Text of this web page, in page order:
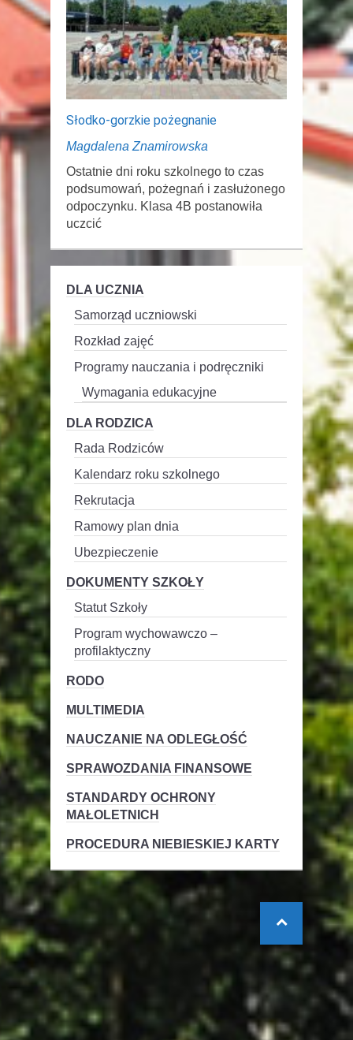
Słodko-gorzkie pożegnanie
Magdalena Znamirowska
Ostatnie dni roku szkolnego to czas
podsumowań, pożegnań i zasłużonego
odpoczynku. Klasa 4B postanowiła
uczcić
DLA UCZNIA
Samorząd uczniowski
Rozkład zajęć
Programy nauczania i podręczniki
Wymagania edukacyjne
DLA RODZICA
Rada Rodziców
Kalendarz roku szkolnego
Rekrutacja
Ramowy plan dnia
Ubezpieczenie
DOKUMENTY SZKOŁY
Statut Szkoły
Program wychowawczo –
profilaktyczny
RODO
MULTIMEDIA
NAUCZANIE NA ODLEGŁOŚĆ
SPRAWOZDANIA FINANSOWE
STANDARDY OCHRONY
MAŁOLETNICH
PROCEDURA NIEBIESKIEJ KARTY